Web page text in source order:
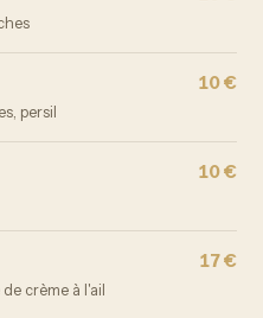
10 €
persil
10 €
17 €
crème à l'ail